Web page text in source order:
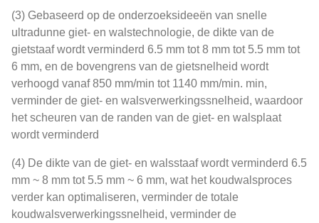
(3) Gebaseerd op de onderzoeksideeën van snelle
ultradunne giet- en walstechnologie, de dikte van de
gietstaaf wordt verminderd 6.5 mm tot 8 mm tot 5.5 mm tot
6 mm, en de bovengrens van de gietsnelheid wordt
verhoogd vanaf 850 mm/min tot 1140 mm/min. min,
verminder de giet- en walsverwerkingssnelheid, waardoor
het scheuren van de randen van de giet- en walsplaat
wordt verminderd
(4) De dikte van de giet- en walsstaaf wordt verminderd 6.5
mm ~ 8 mm tot 5.5 mm ~ 6 mm, wat het koudwalsproces
verder kan optimaliseren, verminder de totale
koudwalsverwerkingssnelheid, verminder de